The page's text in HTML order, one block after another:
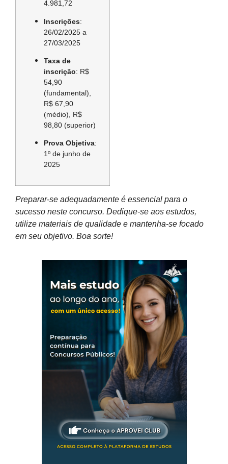
4.981,72
Inscrições:
26/02/2025 a
27/03/2025
Taxa de
inscrição: R$
54,90
(fundamental),
R$ 67,90
(médio), R$
98,80 (superior)
Prova Objetiva:
1º de junho de
2025
Preparar-se adequadamente é essencial para o
sucesso neste concurso. Dedique-se aos estudos,
utilize materiais de qualidade e mantenha-se focado
em seu objetivo. Boa sorte!